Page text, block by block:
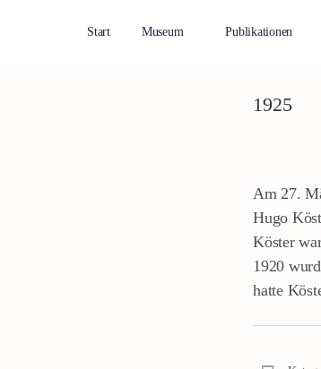
Start Museum Publikationen
1925
Am 27.
Hugo
Köster
1920
hatte